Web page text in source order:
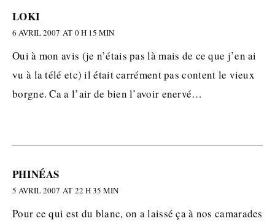
LOKI
6 AVRIL 2007 AT 0 H 15 MIN
Oui à mon avis (je n’étais pas là mais de ce que j’en ai
vu à la télé etc) il était carrément pas content le vieux
borgne. Ca a l’air de bien l’avoir enervé…
PHINÉAS
5 AVRIL 2007 AT 22 H 35 MIN
Pour ce qui est du blanc, on a laissé ça à nos camarades